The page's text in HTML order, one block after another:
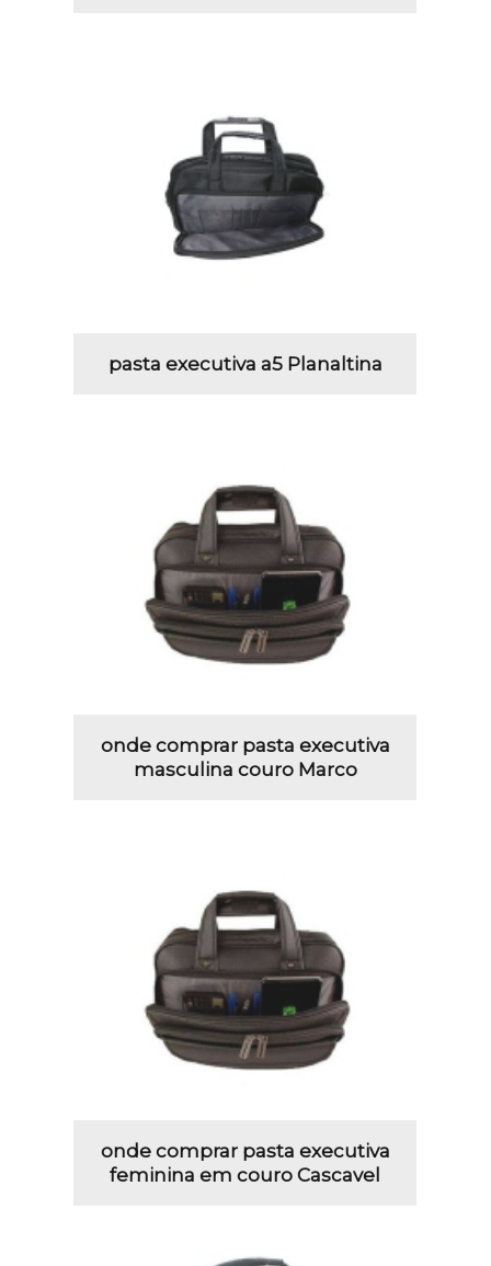
pasta executiva a5 Planaltina
onde comprar pasta executiva
masculina couro Marco
onde comprar pasta executiva
feminina em couro Cascavel